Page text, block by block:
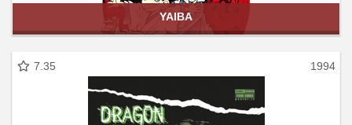
YAIBA
7.35 1994